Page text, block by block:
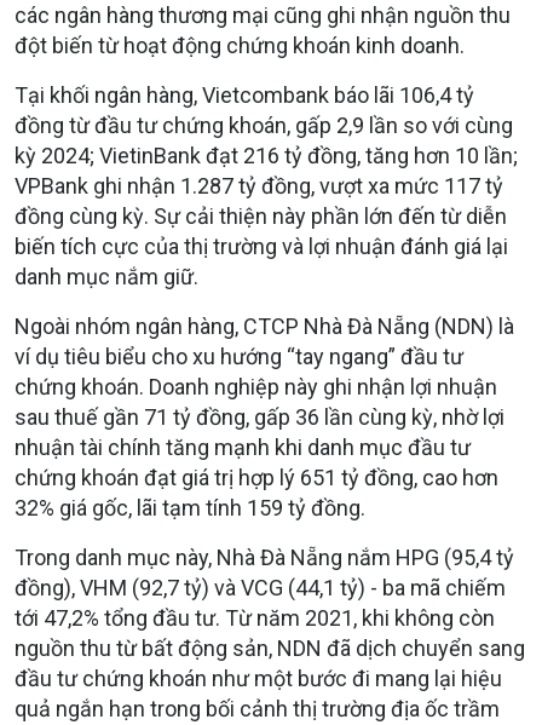
các ngân hàng thương mại cũng ghi nhận nguồn thu
đột biến từ hoạt động chứng khoán kinh doanh.
Tại khối ngân hàng, Vietcombank báo lãi 106,4 tỷ
đồng từ đầu tư chứng khoán, gấp 2,9 lần so với cùng
kỳ 2024; VietinBank đạt 216 tỷ đồng, tăng hơn 10 lần;
VPBank ghi nhận 1.287 tỷ đồng, vượt xa mức 117 tỷ
đồng cùng kỳ. Sự cải thiện này phần lớn đến từ diễn
biến tích cực của thị trường và lợi nhuận đánh giá lại
danh mục nắm giữ.
Ngoài nhóm ngân hàng, CTCP Nhà Đà Nẵng (NDN) là
ví dụ tiêu biểu cho xu hướng “tay ngang” đầu tư
chứng khoán. Doanh nghiệp này ghi nhận lợi nhuận
sau thuế gần 71 tỷ đồng, gấp 36 lần cùng kỳ, nhờ lợi
nhuận tài chính tăng mạnh khi danh mục đầu tư
chứng khoán đạt giá trị hợp lý 651 tỷ đồng, cao hơn
32% giá gốc, lãi tạm tính 159 tỷ đồng.
Trong danh mục này, Nhà Đà Nẵng nắm HPG (95,4 tỷ
đồng), VHM (92,7 tỷ) và VCG (44,1 tỷ) - ba mã chiếm
tới 47,2% tổng đầu tư. Từ năm 2021, khi không còn
nguồn thu từ bất động sản, NDN đã dịch chuyển sang
đầu tư chứng khoán như một bước đi mang lại hiệu
quả ngắn hạn trong bối cảnh thị trường địa ốc trầm